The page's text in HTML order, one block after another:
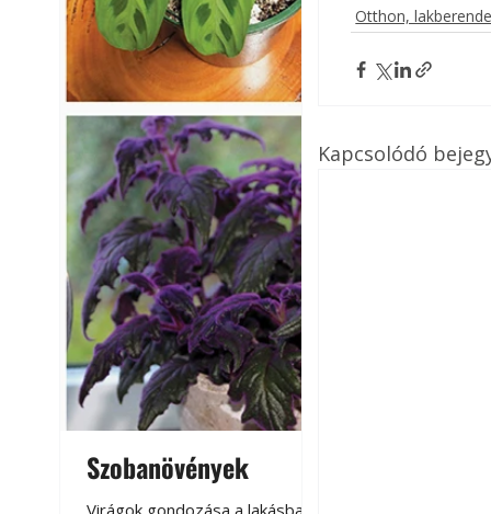
Szobanövények
Otthon,
Kapcsolódó